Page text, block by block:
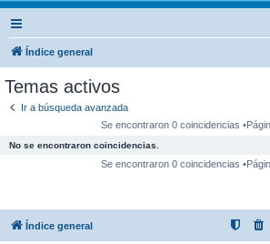
Índice general
Temas activos
Ir a búsqueda avanzada
Se encontraron 0 coincidencias
No se encontraron coincidencias.
Se encontraron 0 coincidencias
Índice general